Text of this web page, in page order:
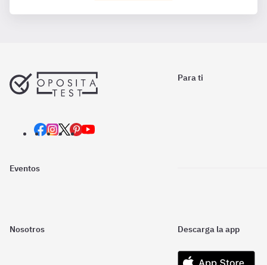
Para ti
Eventos
Nosotros Descarga la app